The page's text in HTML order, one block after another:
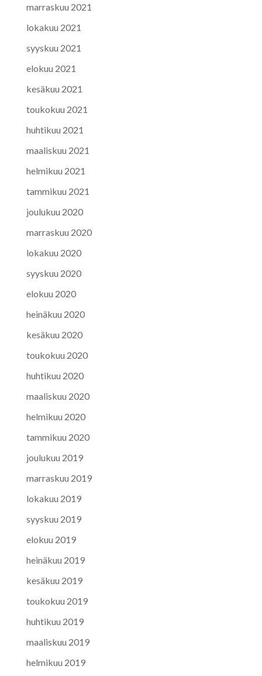
marraskuu 2021
lokakuu 2021
syyskuu 2021
elokuu 2021
kesäkuu 2021
toukokuu 2021
huhtikuu 2021
maaliskuu 2021
helmikuu 2021
tammikuu 2021
joulukuu 2020
marraskuu 2020
lokakuu 2020
syyskuu 2020
elokuu 2020
heinäkuu 2020
kesäkuu 2020
toukokuu 2020
huhtikuu 2020
maaliskuu 2020
helmikuu 2020
tammikuu 2020
joulukuu 2019
marraskuu 2019
lokakuu 2019
syyskuu 2019
elokuu 2019
heinäkuu 2019
kesäkuu 2019
toukokuu 2019
huhtikuu 2019
maaliskuu 2019
helmikuu 2019